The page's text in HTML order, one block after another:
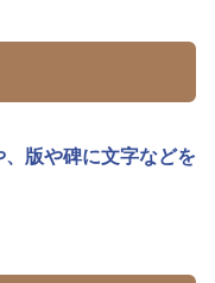
、版や碑に文字などを